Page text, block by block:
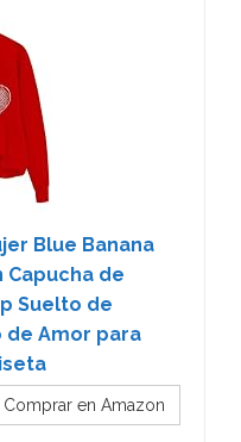
Blue Banana
Capucha de
Suelto de
de Amor para
Comprar en Amazon